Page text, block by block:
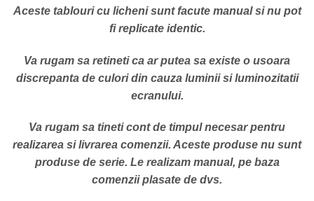
Aceste tablouri cu licheni sunt facute manual si nu pot
fi replicate identic.
Va rugam sa retineti ca ar putea sa existe o usoara
discrepanta de culori din cauza luminii si luminozitatii
ecranului.
Va rugam sa tineti cont de timpul necesar pentru
realizarea si livrarea comenzii. Aceste produse nu sunt
produse de serie. Le realizam manual, pe baza
comenzii plasate de dvs.